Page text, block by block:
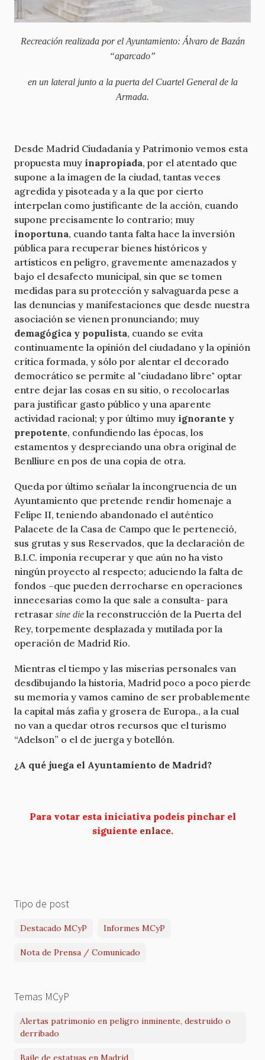
Recreación realizada por el Ayuntamiento: Álvaro de Bazán
“aparcado”
en un lateral junto a la puerta del Cuartel General de la
Armada.
Desde Madrid Ciudadanía y Patrimonio vemos esta
propuesta muy inapropiada, por el atentado que
supone a la imagen de la ciudad, tantas veces
agredida y pisoteada y a la que por cierto
interpelan como justificante de la acción, cuando
supone precisamente lo contrario; muy
inoportuna, cuando tanta falta hace la inversión
pública para recuperar bienes históricos y
artísticos en peligro, gravemente amenazados y
bajo el desafecto municipal, sin que se tomen
medidas para su protección y salvaguarda pese a
las denuncias y manifestaciones que desde nuestra
asociación se vienen pronunciando; muy
demagógica y populista, cuando se evita
continuamente la opinión del ciudadano y la opinión
crítica formada, y sólo por alentar el decorado
democrático se permite al "ciudadano libre" optar
entre dejar las cosas en su sitio, o recolocarlas
para justificar gasto público y una aparente
actividad racional; y por último muy ignorante y
prepotente, confundiendo las épocas, los
estamentos y despreciando una obra original de
Benlliure en pos de una copia de otra.
Queda por último señalar la incongruencia de un
Ayuntamiento que pretende rendir homenaje a
Felipe II, teniendo abandonado el auténtico
Palacete de la Casa de Campo que le perteneció,
sus grutas y sus Reservados, que la declaración de
B.I.C. imponía recuperar y que aún no ha visto
ningún proyecto al respecto; aduciendo la falta de
fondos –que pueden derrocharse en operaciones
innecesarias como la que sale a consulta- para
retrasar sine die la reconstrucción de la Puerta del
Rey, torpemente desplazada y mutilada por la
operación de Madrid Río.
Mientras el tiempo y las miserias personales van
desdibujando la historia, Madrid poco a poco pierde
su memoria y vamos camino de ser probablemente
la capital más zafia y grosera de Europa., a la cual
no van a quedar otros recursos que el turismo
“Adelson” o el de juerga y botellón.
¿A qué juega el Ayuntamiento de Madrid?
Para votar esta iniciativa podeís pinchar el
siguiente enlace.
Tipo de post
Destacado MCyP Informes MCyP
Nota de Prensa / Comunicado
Temas MCyP
Alertas patrimonio en peligro inminente, destruido o
derribado
Baile de estatuas en Madrid